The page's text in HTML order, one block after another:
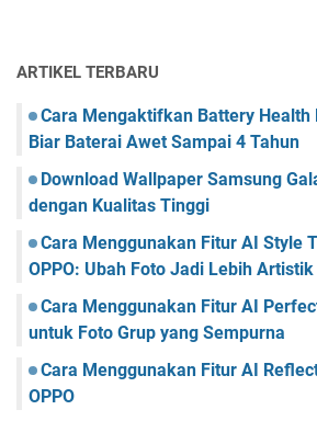
ARTIKEL TERBARU
Cara Mengaktifkan Battery Health
Biar Baterai Awet Sampai 4 Tahun
Download Wallpaper Samsung
dengan Kualitas Tinggi
Cara Menggunakan Fitur AI Style
OPPO: Ubah Foto Jadi Lebih Artistik
Cara Menggunakan Fitur AI
untuk Foto Grup yang Sempurna
Cara Menggunakan Fitur AI
OPPO